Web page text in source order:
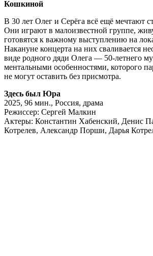
Кошкиной
В 30 лет Олег и Серёга всё ещё мечтают
Они играют в малоизвестной группе,
готовятся к важному выступлению на
Накануне концерта на них сваливается
виде родного дяди Олега ― 50-летнего
ментальными особенностями, которого
не могут оставить без присмотра.
Здесь был Юра
2025, 96 мин., Россия, драма
Режиссер: Сергей Малкин
Актеры: Константин Хабенский, Денис
Котрелев, Александр Порши, Дарья